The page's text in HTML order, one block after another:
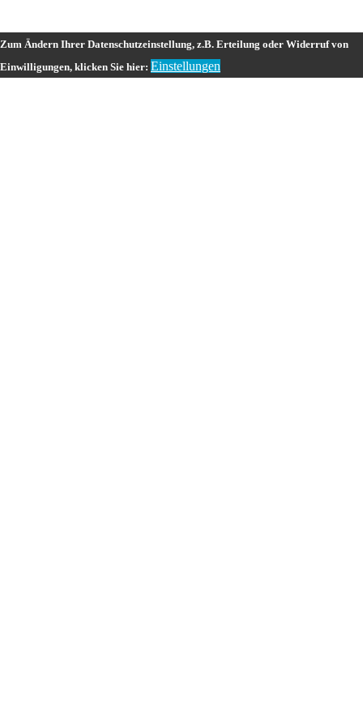
Zum Ändern Ihrer Datenschutzeinstellung, z.B. Erteilung oder Widerruf von
Einwilligungen, klicken Sie hier: Einstellungen